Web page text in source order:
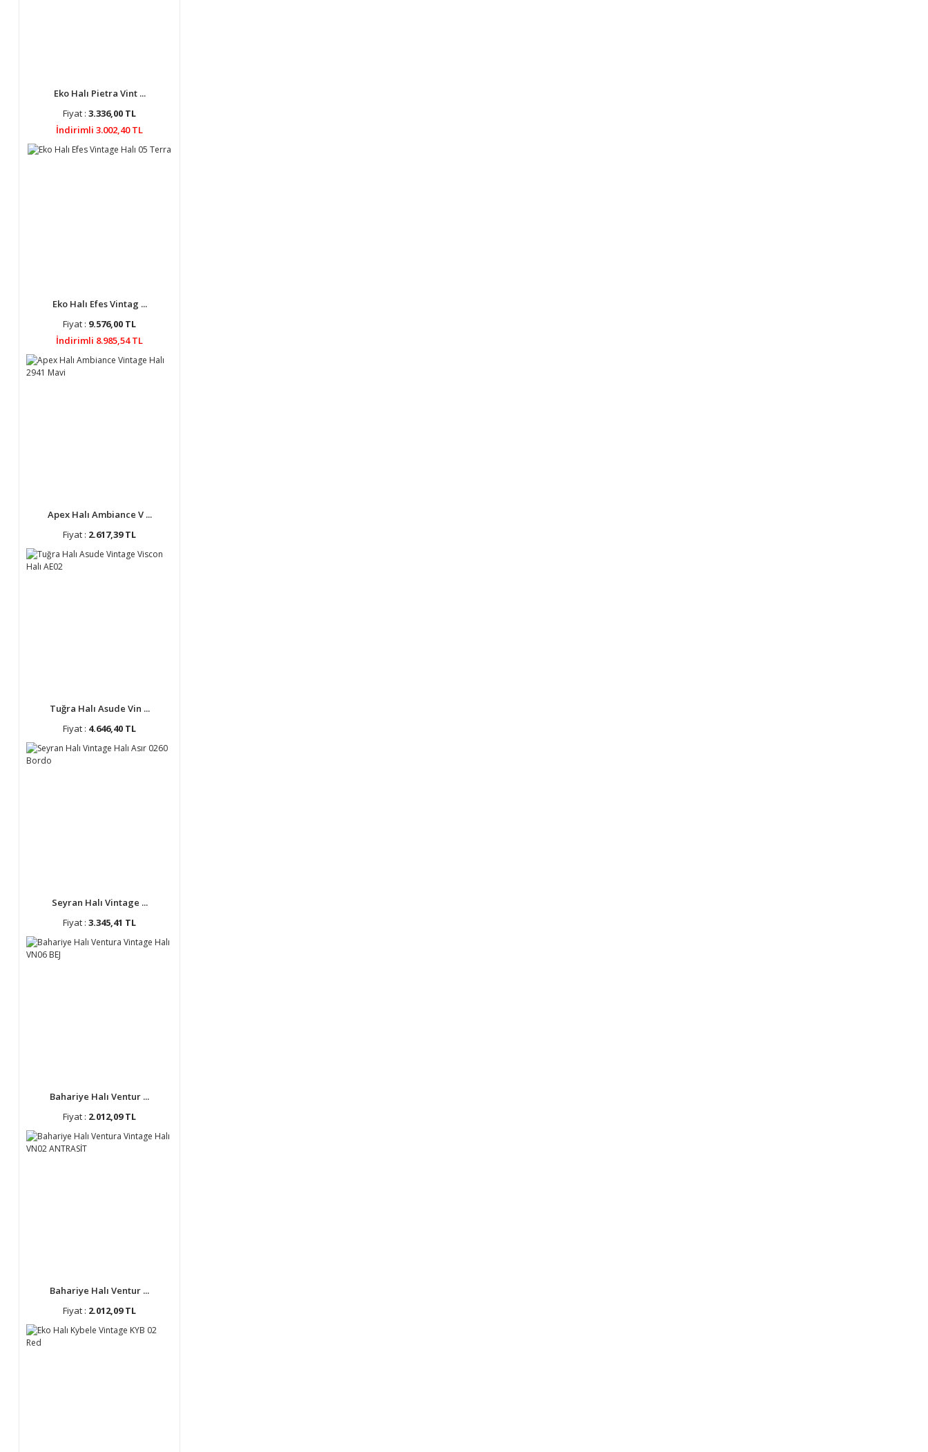
Eko Halı Pietra Vint ...
Fiyat : 3.336,00 TL
İndirimli 3.002,40 TL
Eko Halı Efes Vintag ...
Fiyat : 9.576,00 TL
İndirimli 8.985,54 TL
Apex Halı Ambiance V ...
Fiyat : 2.617,39 TL
Tuğra Halı Asude Vin ...
Fiyat : 4.646,40 TL
Seyran Halı Vintage ...
Fiyat : 3.345,41 TL
Bahariye Halı Ventur ...
Fiyat : 2.012,09 TL
Bahariye Halı Ventur ...
Fiyat : 2.012,09 TL